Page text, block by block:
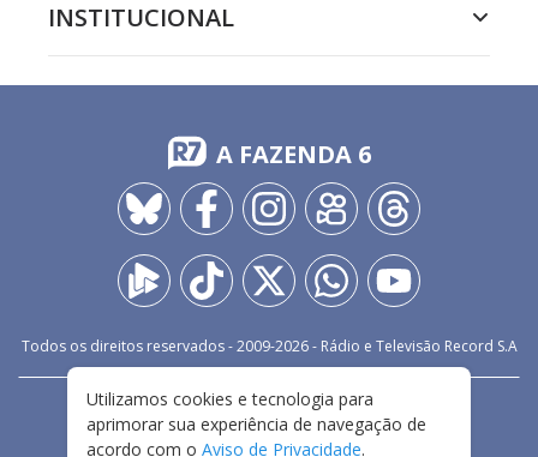
INSTITUCIONAL
A FAZENDA 6
Todos os direitos reservados - 2009-2026- Rádio e Televisão Record S.A
FALE CONOSCO
PRIVACIDADE
TERMOS E CONDIÇÕES DE USO
Utilizamos cookies e tecnologia para
aprimorar sua experiência de navegação de
acordo com o Aviso de Privacidade.